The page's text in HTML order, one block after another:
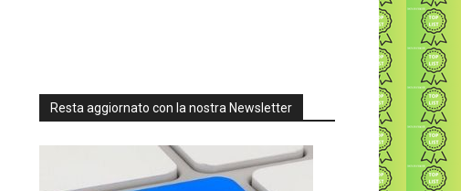
Resta aggiornato con la nostra Newsletter